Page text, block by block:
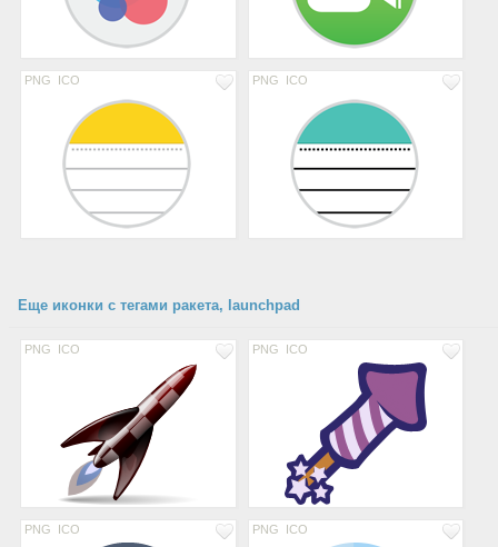
PNG ICO PNG ICO
Еще иконки с тегами ракета, launchpad
PNG ICO PNG ICO
PNG ICO PNG ICO